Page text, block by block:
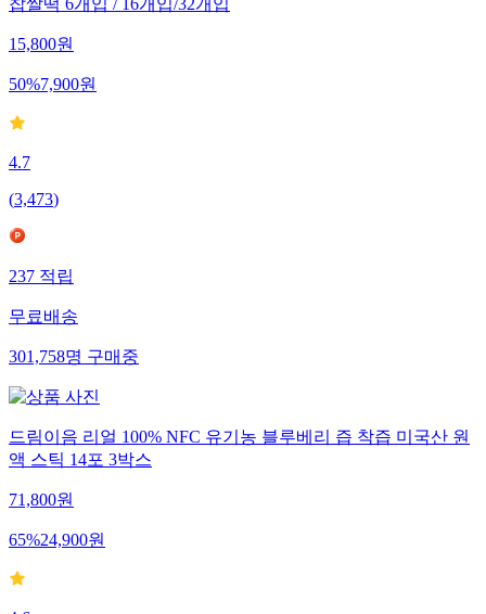
찹쌀떡 6개입 / 16개입/32개입
15,800원
50%7,900원
4.7
(3,473)
237적립
무료배송
301,758명구매중
드림이음 리얼 100% NFC 유기농 블루베리 즙 착즙 미국산 원
액 스틱 14포 3박스
71,800원
65%24,900원